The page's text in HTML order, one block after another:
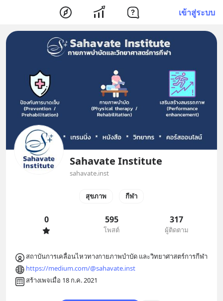
เข้าสู่ระบบ
Sahavate Institute
sahavate.inst
สุขภาพ กีฬา
0 595
โพสต์
317
ผู้ติดตาม
สถาบันการเคลื่อนไหวทางกายภาพบำบัด และวิทยาศาสตร์การกีฬา
https://medium.com/@sahavate.inst
สร้างเพจเมื่อ 18 ก.ค. 2021